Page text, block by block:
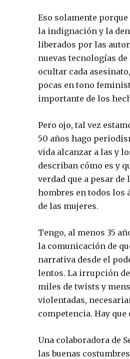
Eso solamente
la indignación y la
liberados por las
nuevas tecnologías
ocultar cada
pocas en tono
importante de los
Pero ojo, tal vez
50 años hago
vida alcanzar a las y
describan cómo es y
verdad que a pesar
hombres en todos los
de las mujeres.
Tengo, al menos 35
la comunicación de
narrativa desde el
lentos. La irrupción
miles de twists y
violentadas,
competencia. Hay que
Una colaboradora de
las buenas